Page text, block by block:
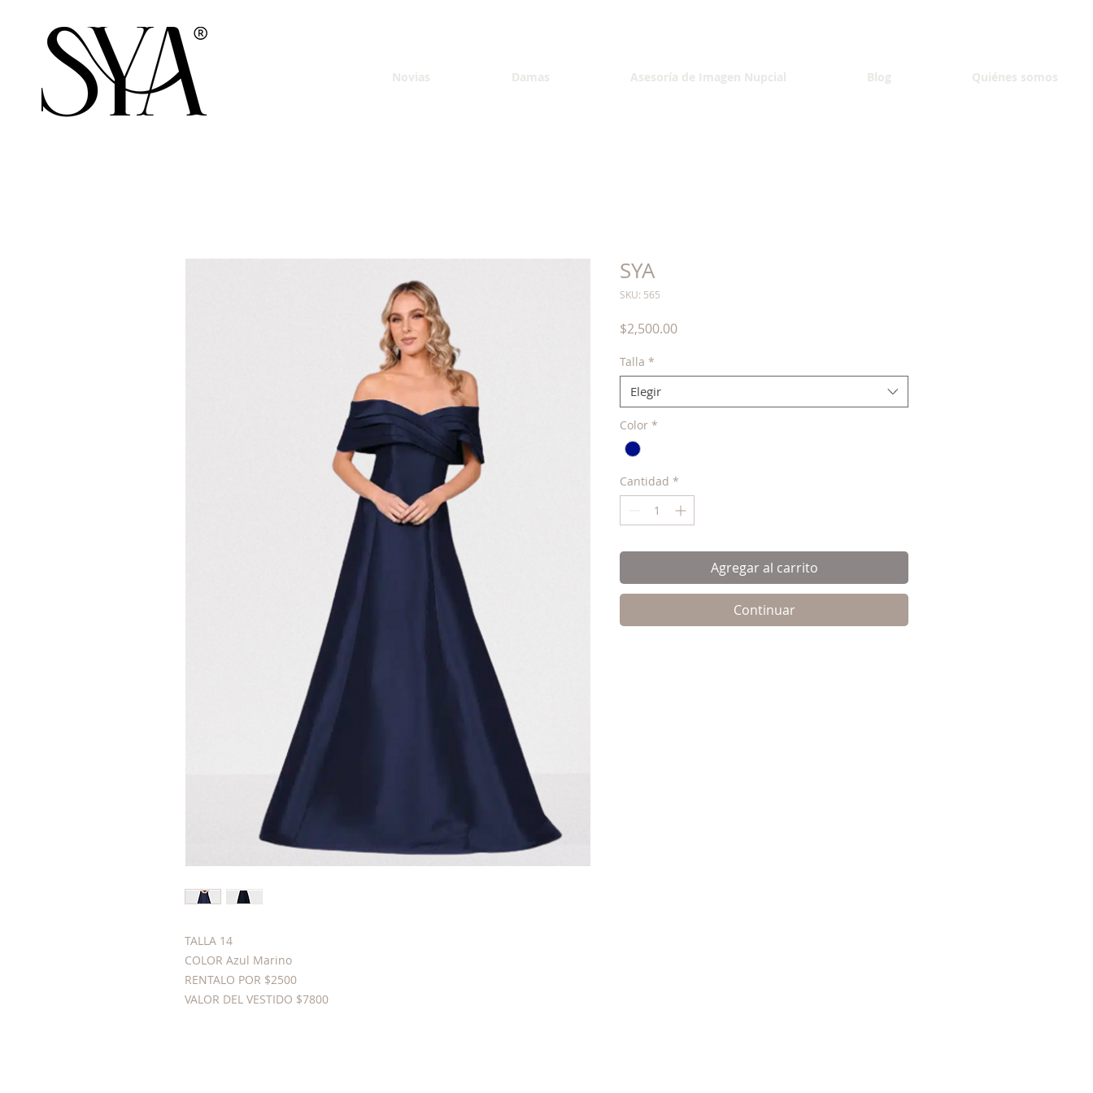
Novias Damas Asesoría de Imagen Nupcial Blog Quiénes somos
TALLA 14
COLOR Azul Marino
RENTALO POR $2500
VALOR DEL VESTIDO $7800
SYA
SKU: 565
$2,500.00Precio
Talla *
Elegir
Color *
Cantidad *
Agregar al carrito
Continuar